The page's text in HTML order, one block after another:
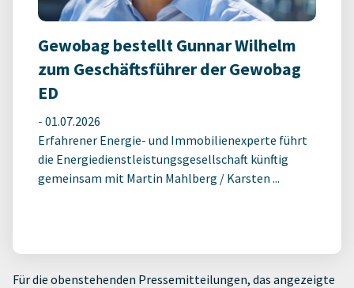
Gewobag bestellt Gunnar Wilhelm
zum Geschäftsführer der Gewobag
ED
- 01.07.2026
Erfahrener Energie- und Immobilienexperte führt
die Energiedienstleistungsgesellschaft künftig
gemeinsam mit Martin Mahlberg / Karsten ...
Für die obenstehenden Pressemitteilungen, das angezeigte